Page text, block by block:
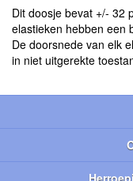
Dit doosje bevat +/- 32
elastieken hebben een
De doorsnede van elk
in niet uitgerekte